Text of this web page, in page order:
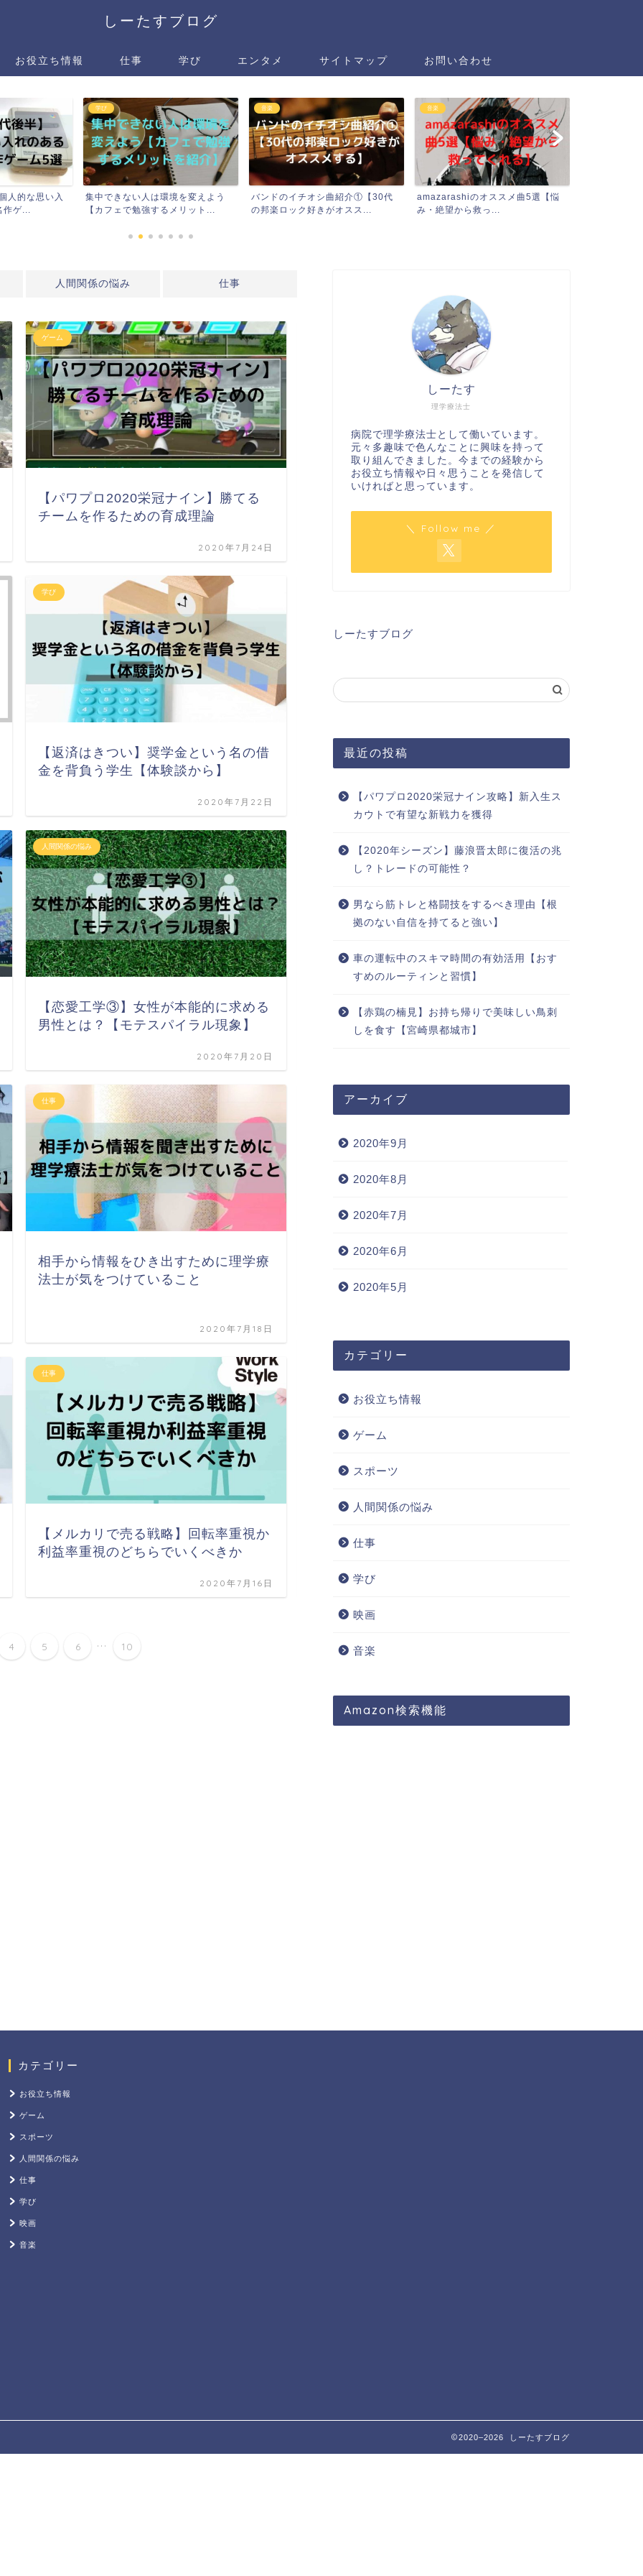
しーたすブログ
お役立ち情報 仕事 学び エンタメ サイトマップ お問い合わせ
きない人は環境を変えよう
ェで勉強するメリット...
音楽
バンドのイチオシ曲紹介①【30代
の邦楽ロック好きがオスス...
音楽
amazarashiのオススメ曲5選【悩
み・絶望から救っ...
音楽
MAGIC OF LiFEのオススメ曲【邦
楽好きのバンド...
人間関係の悩み 仕事
ゲーム
【パワプロ2020栄冠ナイン】勝てる
チームを作るための育成理論
2020年7月24日
学び
【返済はきつい】奨学金という名の借
金を背負う学生【体験談から】
2020年7月22日
人間関係の悩み
【恋愛工学③】女性が本能的に求める
男性とは？【モテスパイラル現象】
2020年7月20日
仕事
相手から情報をひき出すために理学療
法士が気をつけていること
2020年7月18日
仕事
【メルカリで売る戦略】回転率重視か
利益率重視のどちらでいくべきか
2020年7月16日
4 5 6 ... 10
鳥刺しを食す【宮崎県都城市】
【宮崎県高原町】ジブリのトトロの世
界感を体験できる【湯之元温泉】
2020年7月29日
お役立ち情報
【宮崎県の観光地】関之尾の滝は景色
と迫力が凄い【日本の滝100選】
お役立ち情報
【楽天お買い物マラソン】買い周りに
オススメの1000円グルメ3選
お役立ち情報
【S.S.コロンビア・ダイニングルー
ム】豪華コースディナーを堪能【ディ
ズニーシー】
理学療法士
しーたす
病院で理学療法士として働いています。
元々多趣味で色んなことに興味を持って
取り組んできました。今までの経験から
お役立ち情報や日々思うことを発信して
いければと思っています。
＼ Follow me ／
しーたすブログ
最近の投稿
【パワプロ2020栄冠ナイン攻略】新入生ス
カウトで有望な新戦力を獲得
【2020年シーズン】藤浪晋太郎に復活の兆
し？トレードの可能性？
男なら筋トレと格闘技をするべき理由【根
拠のない自信を持てると強い】
車の運転中のスキマ時間の有効活用【おす
すめのルーティンと習慣】
【赤鶏の楠見】お持ち帰りで美味しい鳥刺
しを食す【宮崎県都城市】
アーカイブ
2020年9月
2020年8月
2020年7月
2020年6月
2020年5月
カテゴリー
お役立ち情報
ゲーム
スポーツ
人間関係の悩み
仕事
学び
映画
音楽
Amazon検索機能
カテゴリー
お役立ち情報
ゲーム
スポーツ
人間関係の悩み
仕事
学び
映画
音楽
2020–2026 しーたすブログ